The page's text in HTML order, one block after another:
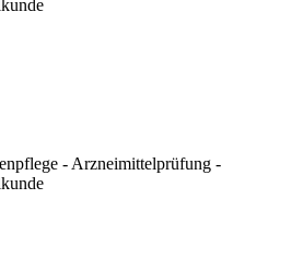
- Arzneimittelprüfung -